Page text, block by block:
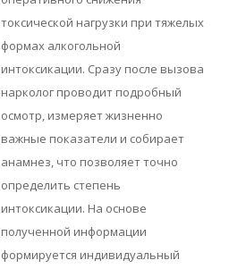
токсической нагрузки при тяжелых
формах алкогольной
интоксикации. Сразу после вызова
нарколог проводит подробный
осмотр, измеряет жизненно
важные показатели и собирает
анамнез, что позволяет точно
определить степень
интоксикации. На основе
полученной информации
формируется индивидуальный